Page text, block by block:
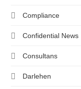
Compliance
Confidential News
Consultans
Darlehen